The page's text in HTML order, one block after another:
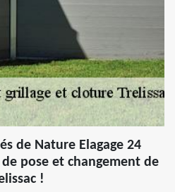
de Nature Elagage 24
pose et changement de
!